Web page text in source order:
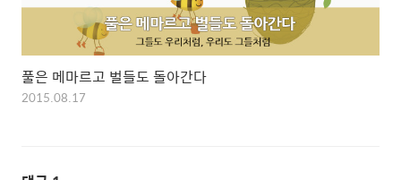
풀은 메마르고 벌들도 돌아간다
2015.08.17